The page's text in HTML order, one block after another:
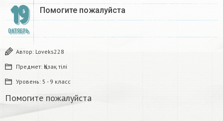
19
ОКТЯБРЬ
Помогите пожалуйста
Автор: Loveks228
Предмет: Қазақ тiлi
Уровень: 5 - 9 класс
Помогите пожалуйста